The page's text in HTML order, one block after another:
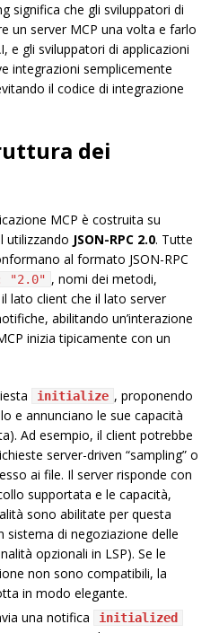
significa che gli sviluppatori di
un server MCP una volta e farlo
e gli sviluppatori di applicazioni
integrazioni semplicemente
il codice di integrazione
dei
MCP è costruita su
utilizzando JSON-RPC 2.0. Tutte
al formato JSON-RPC
"2.0" , nomi dei metodi,
lato client che il lato server
abilitando un’interazione
inizia tipicamente con un
initialize , proponendo
e annunciano le sue capacità
Ad esempio, il client potrebbe
server-driven “sampling” o
ai file. Il server risponde con
supportata e le capacità,
sono abilitate per questa
sistema di negoziazione delle
opzionali in LSP). Se le
non sono compatibili, la
in modo elegante.
una notifica
initialized